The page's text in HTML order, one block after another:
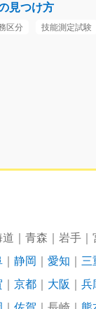
見つけ方
区分
技能測定試験
道 青森 岩手
静岡 愛知 三
京都 大阪 兵